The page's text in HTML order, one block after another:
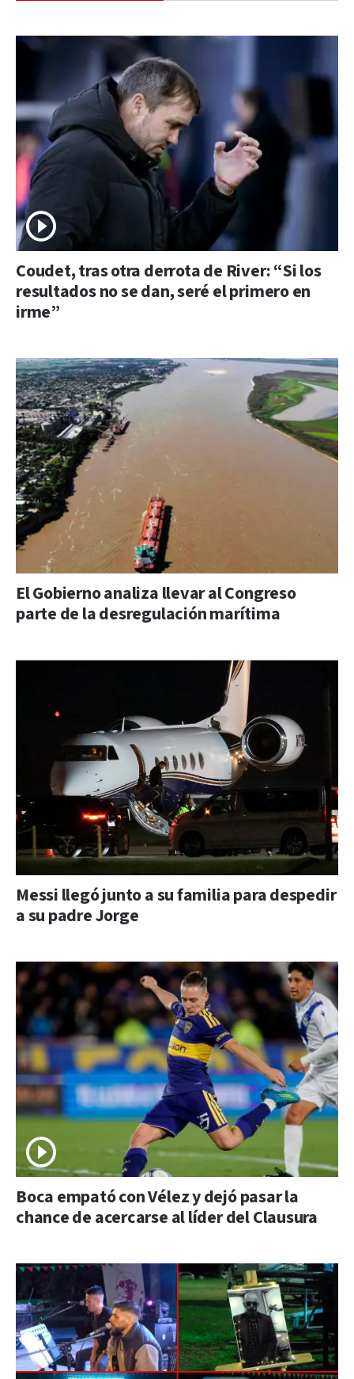
Coudet, tras otra derrota de River: “Si los
resultados no se dan, seré el primero en
irme”
El Gobierno analiza llevar al Congreso
parte de la desregulación marítima
Messi llegó junto a su familia para despedir
a su padre Jorge
Boca empató con Vélez y dejó pasar la
chance de acercarse al líder del Clausura